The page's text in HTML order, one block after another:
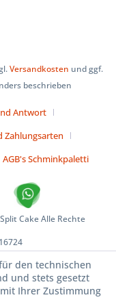
Versandkosten und ggf.
beschrieben
Antwort
Zahlungsarten
AGB's Schminkpaletti
Cake Alle Rechte
den technischen
und stets gesetzt
Ihrer Zustimmung